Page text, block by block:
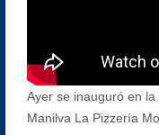
Ayer se inauguró en
Manilva La Pizzería